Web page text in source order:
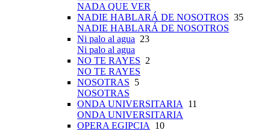
NADA QUE VER
NADIE HABLARÁ DE NOSOTROS 35
NADIE HABLARÁ DE NOSOTROS
Ni palo al agua 23
Ni palo al agua
NO TE RAYES 2
NO TE RAYES
NOSOTRAS 5
NOSOTRAS
ONDA UNIVERSITARIA
11
ONDA UNIVERSITARIA
OPERA EGIPCIA
10